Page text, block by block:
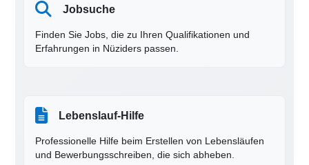
Jobsuche
Finden Sie Jobs, die zu Ihren Qualifikationen und
Erfahrungen in Nüziders passen.
Lebenslauf-Hilfe
Professionelle Hilfe beim Erstellen von Lebensläufen
und Bewerbungsschreiben, die sich abheben.